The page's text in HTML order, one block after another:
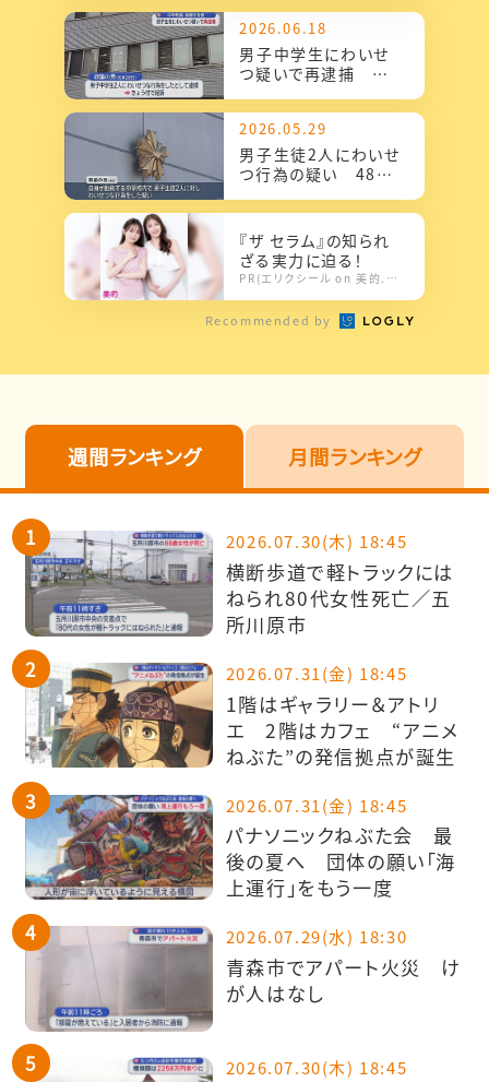
2026.06.18
男子中学生にわいせ
つ疑いで再逮捕 中
否認
2026.05.29
男子生徒2人にわいせ
つ行為の疑い 48歳
逮捕
『ザ セラム』の知られ
ざる実力に迫る！
PR(エリクシール on 美的.com)
Recommended by
週間ランキング 月間ランキング
2026.07.30(木) 18:45
横断歩道で軽トラックには
ねられ80代女性死亡／五
所川原市
2026.07.31(金) 18:45
1階はギャラリー＆アトリ
エ 2階はカフェ “アニメ
ねぶた”の発信拠点が誕生
2026.07.31(金) 18:45
パナソニックねぶた会 最
後の夏へ 団体の願い「海
上運行」をもう一度
2026.07.29(水) 18:30
青森市でアパート火災 け
が人はなし
2026.07.30(木) 18:45